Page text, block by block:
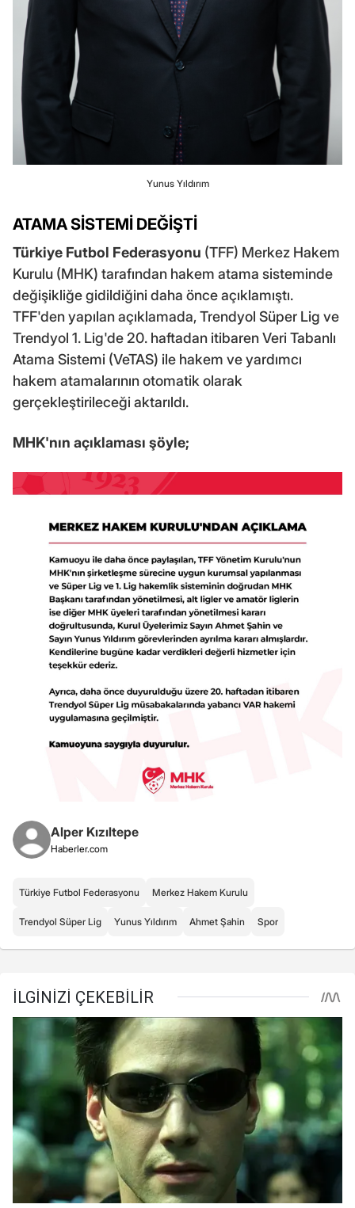
Yunus Yıldırım
ATAMA SİSTEMİ DEĞİŞTİ
Türkiye Futbol Federasyonu (TFF) Merkez Hakem
Kurulu (MHK) tarafından hakem atama sisteminde
değişikliğe gidildiğini daha önce açıklamıştı.
TFF'den yapılan açıklamada, Trendyol Süper Lig ve
Trendyol 1. Lig'de 20. haftadan itibaren Veri Tabanlı
Atama Sistemi (VeTAS) ile hakem ve yardımcı
hakem atamalarının otomatik olarak
gerçekleştirileceği aktarıldı.
MHK'nın açıklaması şöyle;
Alper Kızıltepe
Haberler.com
Türkiye Futbol Federasyonu Merkez Hakem Kurulu
Trendyol Süper Lig Yunus Yıldırım Ahmet Şahin Spor